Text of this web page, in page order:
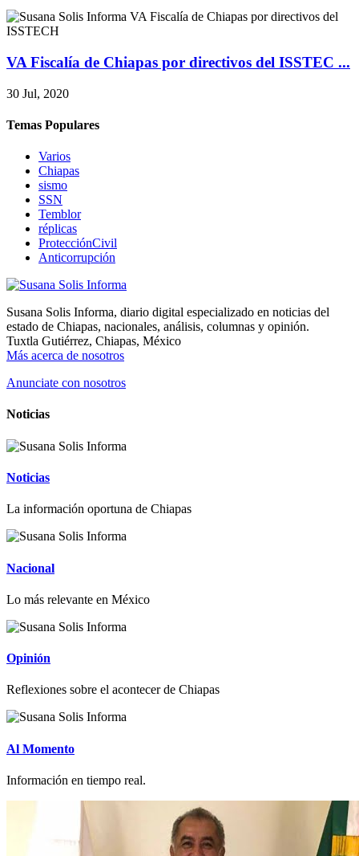
VA Fiscalía de Chiapas por directivos del ISSTEC ...
30 Jul, 2020
Temas Populares
Varios
Chiapas
sismo
SSN
Temblor
réplicas
ProtecciónCivil
Anticorrupción
Susana Solis Informa, diario digital especializado en noticias del
estado de Chiapas, nacionales, análisis, columnas y opinión.
Tuxtla Gutiérrez, Chiapas, México
Más acerca de nosotros
Anunciate con nosotros
Noticias
Noticias
La información oportuna de Chiapas
Nacional
Lo más relevante en México
Opinión
Reflexiones sobre el acontecer de Chiapas
Al Momento
Información en tiempo real.